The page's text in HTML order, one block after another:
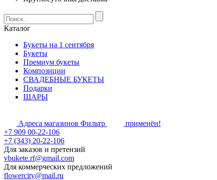
Каталог
Букеты на 1 сентября
Букеты
Премиум букеты
Композиции
СВАДЕБНЫЕ БУКЕТЫ
Подарки
ШАРЫ
Адреса магазинов Фильтр
применён!
+7 909 00-22-106
+7 (343) 20-22-106
Для заказов и претензий
vbukete.rf@gmail.com
Для коммерческих предложений
flowercity@mail.ru